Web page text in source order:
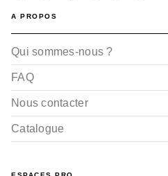
A PROPOS
Qui sommes-nous ?
FAQ
Nous contacter
Catalogue